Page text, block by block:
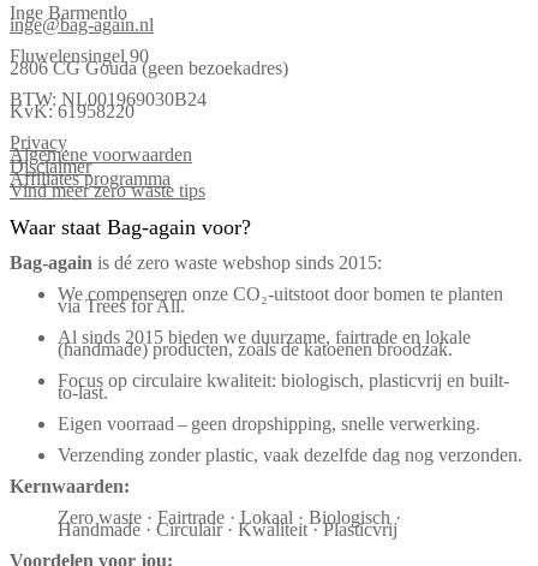
Inge Barmentlo
inge@bag-again.nl
Fluwelensingel 90
2806 CG Gouda (geen bezoekadres)
BTW: NL001969030B24
KvK: 61958220
Privacy
Algemene voorwaarden
Disclaimer
Affiliates programma
Vind meer zero waste tips
Waar staat Bag-again voor?
Bag‑again is dé zero waste webshop sinds 2015:
We compenseren onze CO₂-uitstoot door bomen te planten
via Trees for All.
Al sinds 2015 bieden we duurzame, fairtrade en lokale
(handmade) producten, zoals de katoenen broodzak.
Focus op circulaire kwaliteit: biologisch, plasticvrij en built-
to-last.
Eigen voorraad – geen dropshipping, snelle verwerking.
Verzending zonder plastic, vaak dezelfde dag nog verzonden.
Kernwaarden:
Zero waste · Fairtrade · Lokaal · Biologisch ·
Handmade · Circulair · Kwaliteit · Plasticvrij
Voordelen voor jou: